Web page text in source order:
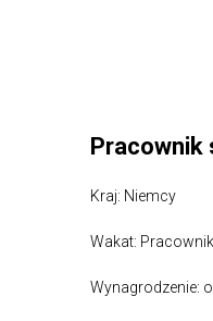
Pracownik
Kraj: Niemcy
Wakat:
Wynagrodzenie: